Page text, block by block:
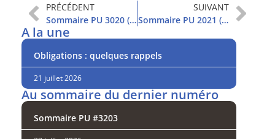
PRÉCÉDENT
Sommaire PU 3020 (25/10/2022)
SUIVANT
Sommaire PU 2021 (2/11/2022)
A la une
Obligations : quelques rappels
21 juillet 2026
Au sommaire du dernier numéro
Sommaire PU #3203